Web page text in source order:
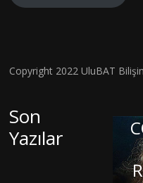
Copyright 2022 UluBAT
Son
Yazılar
Balond
aki
ı Dışa
Vurmak